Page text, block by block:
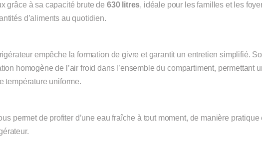
grâce à sa capacité brute de 630 litres, idéale pour les familles et les
d’aliments au quotidien.
empêche la formation de givre et garantit un entretien simplifié.
homogène de l’air froid dans l’ensemble du compartiment, permettant
température uniforme.
permet de profiter d’une eau fraîche à tout moment, de manière pratique